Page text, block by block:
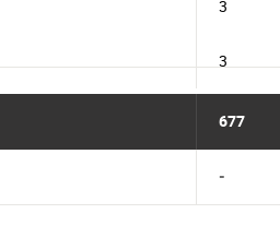
3
3
677
-